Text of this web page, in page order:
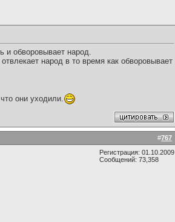
и обворовывает народ.
народ в то время как обворовывает
они уходили.
#767
Регистрация: 01.10.2009
Сообщений: 73,358